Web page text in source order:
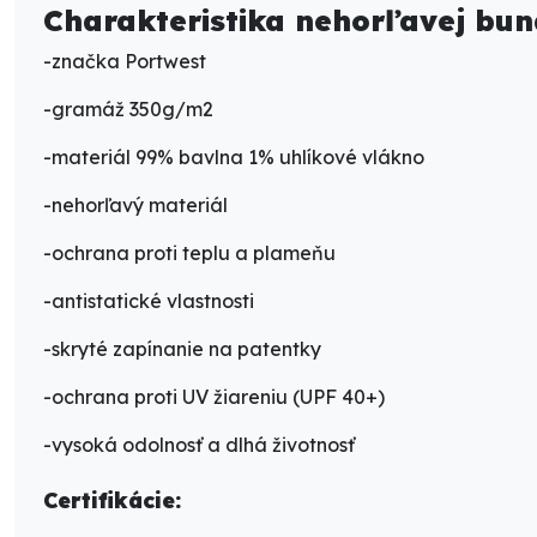
Charakteristika nehorľavej
-značka Portwest
-gramáž 350g/m2
-materiál 99% bavlna 1% uhlíkové vlákno
-nehorľavý materiál
-ochrana proti teplu a plameňu
-antistatické vlastnosti
-skryté zapínanie na patentky
-ochrana proti UV žiareniu (UPF 40+)
-vysoká odolnosť a dlhá životnosť
Certifikácie: